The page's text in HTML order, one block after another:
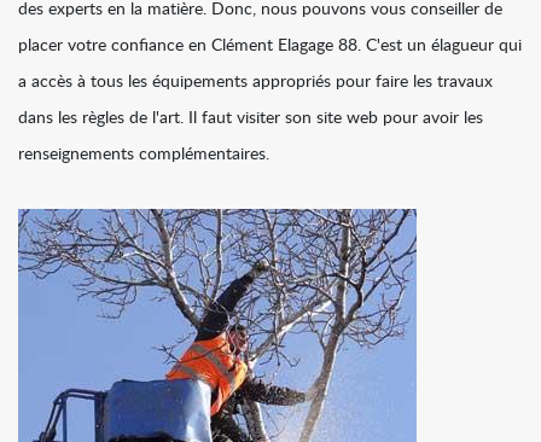
des experts en la matière. Donc, nous pouvons vous conseiller de
placer votre confiance en Clément Elagage 88. C'est un élagueur qui
a accès à tous les équipements appropriés pour faire les travaux
dans les règles de l'art. Il faut visiter son site web pour avoir les
renseignements complémentaires.